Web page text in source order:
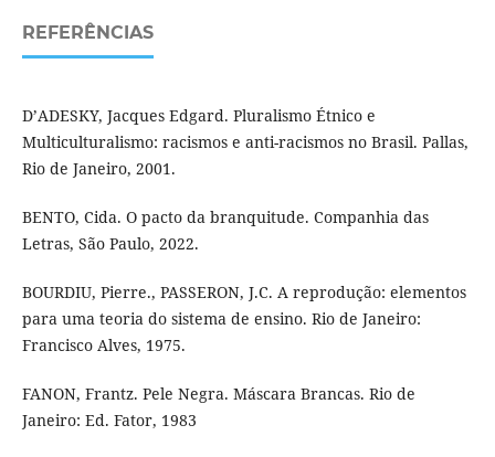
REFERÊNCIAS
D’ADESKY, Jacques Edgard. Pluralismo Étnico e
Multiculturalismo: racismos e anti-racismos no Brasil. Pallas,
Rio de Janeiro, 2001.
BENTO, Cida. O pacto da branquitude. Companhia das
Letras, São Paulo, 2022.
BOURDIU, Pierre., PASSERON, J.C. A reprodução: elementos
para uma teoria do sistema de ensino. Rio de Janeiro:
Francisco Alves, 1975.
FANON, Frantz. Pele Negra. Máscara Brancas. Rio de
Janeiro: Ed. Fator, 1983